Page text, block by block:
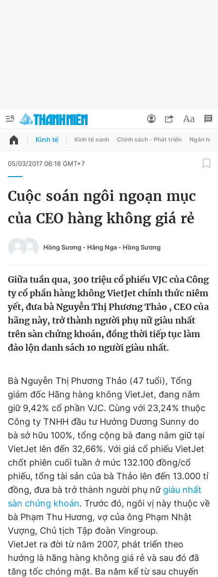
QUẢNG CÁO
Chuyên mục
Chào ngày mới Tin 24h
Tin thị trường Tin 360
Video Magazine
Sản phẩm khác
Thông tin tòa soạn Liên hệ quảng cáo
Đọc Thanh Niên trên điện thoại
Theo dõi báo trên
Hotline
0906 645 777
Liên hệ quảng cáo
0908 780 404
Đổi mật khẩu
Tin đã lưu
Tin đã xem
Kinh tế Kinh tế xanh Chính sách - Phát triển Ngân
05/03/2017 06:18 GMT+7
Cuộc soán ngôi ngoạn mục
của CEO hàng không giá rẻ
Hồng Sương - Hằng Nga - Hồng Sương
Giữa tuần qua, 300 triệu cổ phiếu VJC của Công
ty cổ phần hàng không VietJet chính thức niêm
yết, đưa bà Nguyễn Thị Phương Thảo , CEO của
hãng này, trở thành người phụ nữ giàu nhất
trên sàn chứng khoán, đồng thời tiếp tục làm
đảo lộn danh sách 10 người giàu nhất.
Bà Nguyễn Thị Phương Thảo (47 tuổi), Tổng
giám đốc Hãng hàng không VietJet, đang nắm
giữ 9,42% cổ phần VJC. Cùng với 23,24% thuộc
Công ty TNHH đầu tư Hướng Dương Sunny do
bà sở hữu 100%, tổng cộng bà đang nắm giữ tại
VietJet lên đến 32,66%. Với giá cổ phiếu VietJet
chốt phiên cuối tuần ở mức 132.100 đồng/cổ
phiếu, tổng tài sản của bà Thảo lên đến 13.000 tỉ
đồng, đưa bà trở thành người phụ nữ giàu nhất
sàn chứng khoán. Trước đó, ngôi vị này thuộc về
bà Phạm Thu Hương, vợ của ông Phạm Nhật
Vượng, Chủ tịch Tập đoàn Vingroup.
VietJet ra đời từ năm 2007, phát triển theo
hướng là hãng hàng không giá rẻ và sau đó đã
tăng tốc chóng mặt. Ba năm kể từ sau chuyến